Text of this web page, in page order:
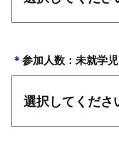
＊ 参加人数：未就学児